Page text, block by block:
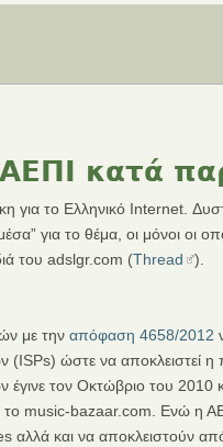
κατά
για το Ελληνικό Internet.
για το θέμα, οι μόνοι οι
του adslgr.com (Thread ).
με την απόφαση 4658/2012
(ISPs) ώστε να
τον Οκτώβριο του 2010
music-bazaar.com. Ενώ η
αλλά και να αποκλειστούν